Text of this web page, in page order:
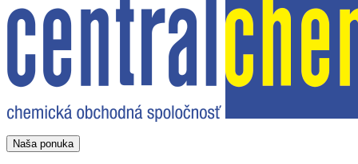
Naša ponuka